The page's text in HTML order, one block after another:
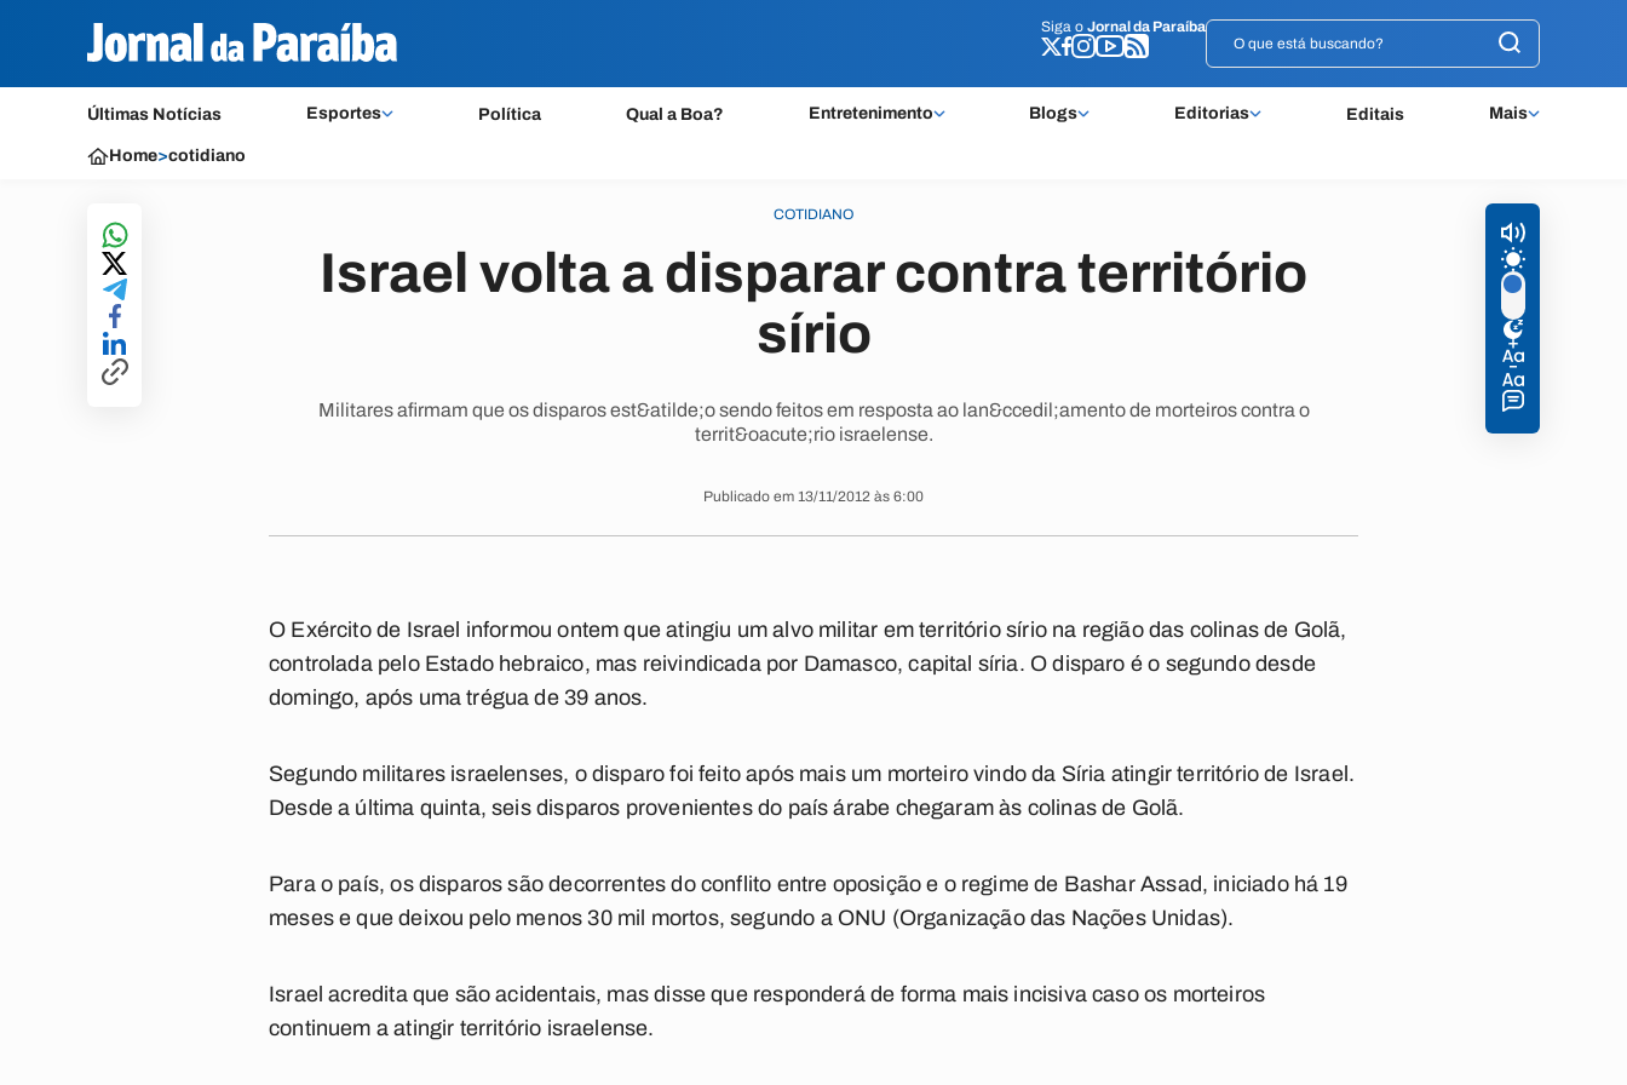
Siga o Jornal da Paraíba
Últimas Notícias Esportes Política Qual a Boa? Entretenimento Blogs Editorias Editais Mais
Siga o Jornal da Paraíba
Home>cotidiano
COTIDIANO
Israel volta a disparar contra território
sírio
Militares afirmam que os disparos est&atilde;o sendo feitos em resposta ao lan&ccedil;amento de morteiros contra o
territ&oacute;rio israelense.
Publicado em 13/11/2012 às 6:00
O Exército de Israel informou ontem que atingiu um alvo militar em território sírio na região das colinas de Golã,
controlada pelo Estado hebraico, mas reivindicada por Damasco, capital síria. O disparo é o segundo desde
domingo, após uma trégua de 39 anos.
Segundo militares israelenses, o disparo foi feito após mais um morteiro vindo da Síria atingir território de Israel.
Desde a última quinta, seis disparos provenientes do país árabe chegaram às colinas de Golã.
Para o país, os disparos são decorrentes do conflito entre oposição e o regime de Bashar Assad, iniciado há 19
meses e que deixou pelo menos 30 mil mortos, segundo a ONU (Organização das Nações Unidas).
Israel acredita que são acidentais, mas disse que responderá de forma mais incisiva caso os morteiros
continuem a atingir território israelense.